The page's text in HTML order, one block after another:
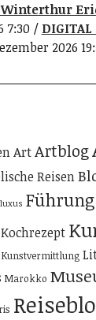
Winterthur
7:30
2026
ArtArtblog
Reisen
Führung
Kochrezept
Kunstvermittlung
Marokko